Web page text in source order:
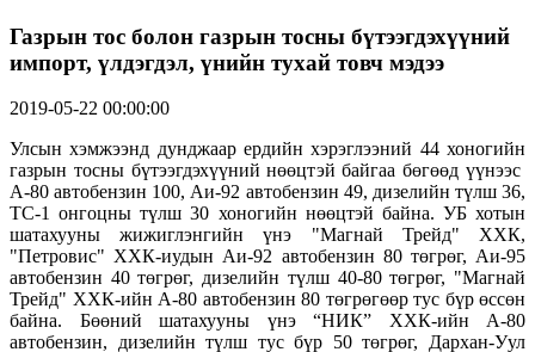
Газрын тос болон газрын тосны бүтээгдэхүүний
импорт, үлдэгдэл, үнийн тухай товч мэдээ
2019-05-22 00:00:00
Улсын хэмжээнд дунджаар ердийн хэрэглээний 44 хоногийн
газрын тосны бүтээгдэхүүний нөөцтэй байгаа бөгөөд үүнээс
А-80 автобензин 100, Аи-92 автобензин 49, дизелийн түлш 36,
ТС-1 онгоцны түлш 30 хоногийн нөөцтэй байна. УБ хотын
шатахууны жижиглэнгийн үнэ "Магнай Трейд" ХХК,
"Петровис" ХХК-иудын Аи-92 автобензин 80 төгрөг, Аи-95
автобензин 40 төгрөг, дизелийн түлш 40-80 төгрөг, "Магнай
Трейд" ХХК-ийн А-80 автобензин 80 төгрөгөөр тус бүр өссөн
байна. Бөөний шатахууны үнэ “НИК” ХХК-ийн А-80
автобензин, дизелийн түлш тус бүр 50 төгрөг, Дархан-Уул